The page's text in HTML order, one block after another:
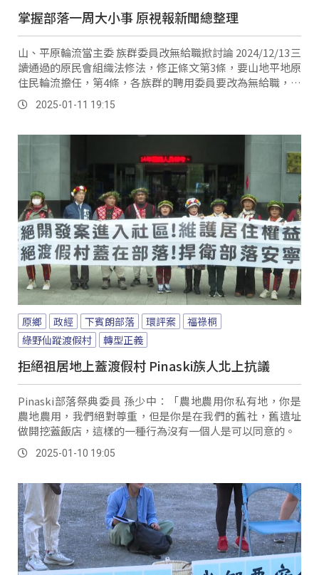
掌握部落一周大小事 原視報新聞總整理
山、平原輪流當主委 族群委員改無給職掀討論 2024/12/13三
讀通過的原民會組織法修法，修正條文第3條，要山地平地原
住民輪流擔任，第4條，各族群的聘用委員要改為無給職，行
政機關是否要提起覆議和釋憲的爭議也不斷，然而在1月3
日，總統府在公報上，公布三讀後的原民會組織法的修法，
也改為無幾職，相關修法條文，也在公布日施行。
2025-01-11 19:15
原鄉 政經 下賓朗部落 環評案
福祿桐
綠野仙蹤渡假村
轉型正義
拒絕祖居地上蓋渡假村 Pinaski族人北上抗議
Pinaski部落祭典委員 孫少中：「農地農用你私有地，你是
農地農用，我們絕對尊重，但是你是在我們的舊社，舊遺址
做開挖蓋飯店，這樣的一種行為沒有一個人是可以同意的。
2025-01-10 19:05